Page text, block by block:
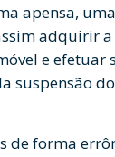
apensa,
adquirir a
e efetuar
suspensão
de forma